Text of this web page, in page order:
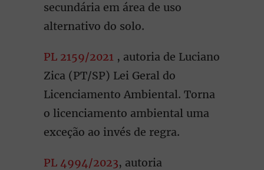
secundária em área de uso
alternativo do solo.
PL 2159/2021 , autoria de Luciano
Zica (PT/SP) Lei Geral do
Licenciamento Ambiental. Torna
o licenciamento ambiental uma
exceção ao invés de regra.
PL 4994/2023, autoria